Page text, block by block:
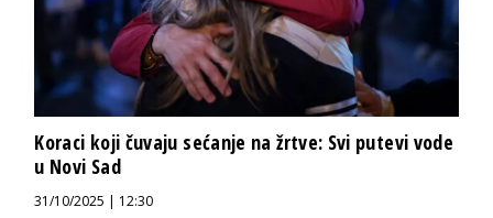
Koraci koji čuvaju sećanje na žrtve: Svi putevi vode
u Novi Sad
31/10/2025 | 12:30